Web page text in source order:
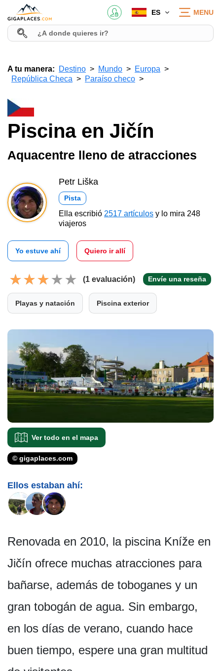
ES MENU
A tu manera: Destino Mundo
Europa
República Checa
Paraíso checo
Piscina en Jičín
Aquacentre lleno de atracciones
Petr Liška
Pista
Ella escribió 2517 artículos y lo mira 248
viajeros
Yo estuve ahí Quiero ir allí
(1 evaluación) Envíe una reseña
Playas y natación Piscina exterior
Ver todo en el mapa
© gigaplaces.com
Ellos estaban ahí:
Renovada en 2010, la piscina Kníže en
Jičín ofrece muchas atracciones para
bañarse, además de toboganes y un
gran tobogán de agua. Sin embargo,
en los días de verano, cuando hace
buen tiempo, espere una gran multitud